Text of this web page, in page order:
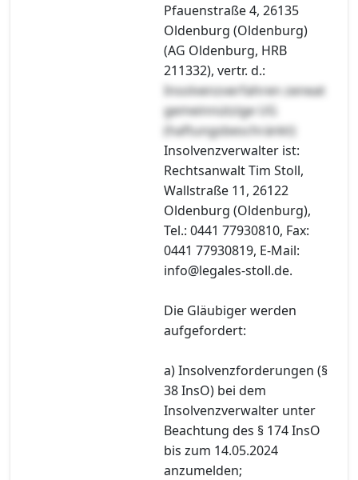
Pfauenstraße 4, 26135
Oldenburg (Oldenburg)
(AG Oldenburg, HRB
211332), vertr. d.:
Insolvenzverfahren zeneat
gemeinnützige UG
(haftungsbeschränkt)
Insolvenzverwalter ist:
Rechtsanwalt Tim Stoll,
Wallstraße 11, 26122
Oldenburg (Oldenburg),
Tel.: 0441 77930810, Fax:
0441 77930819, E-Mail:
info@legales-stoll.de.
Die Gläubiger werden
aufgefordert:
a) Insolvenzforderungen (§
38 InsO) bei dem
Insolvenzverwalter unter
Beachtung des § 174 InsO
bis zum 14.05.2024
anzumelden;